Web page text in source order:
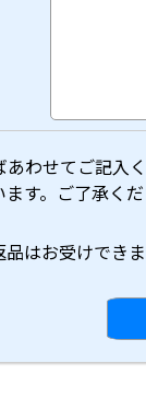
わせてご記入
す。ご了承くだ
はお受けできま